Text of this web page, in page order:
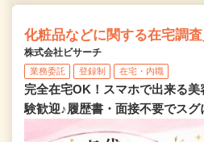
化粧品などに関する在宅調
株式会社ビサーチ
業務委託 登録制 在宅・内職
完全在宅OK！スマホで出来る
験歓迎♪履歴書・面接不要でスグ